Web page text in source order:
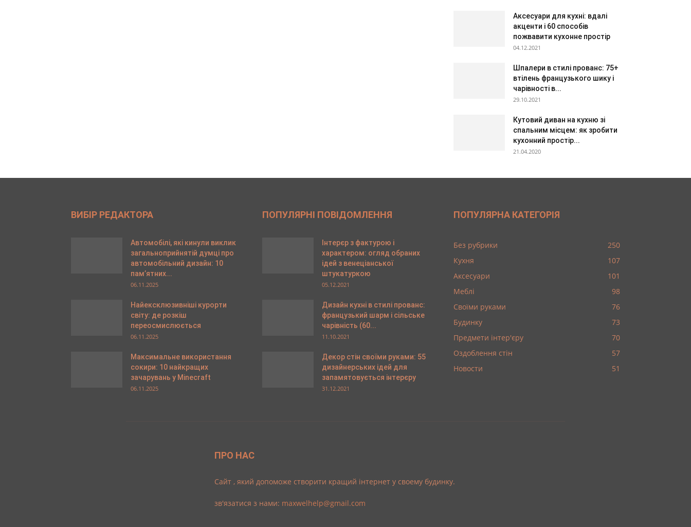
Аксесуари для кухні: вдалі
акценти і 60 способів
пожвавити кухонне простір
04.12.2021
Шпалери в стилі прованс: 75+
втілень французького шику і
чарівності в...
29.10.2021
Кутовий диван на кухню зі
спальним місцем: як зробити
кухонний простір...
21.04.2020
ВИБІР РЕДАКТОРА
Автомобілі, які кинули виклик
загальноприйнятій думці про
автомобільний дизайн: 10
пам’ятних...
06.11.2025
Найексклюзивніші курорти
світу: де розкіш
переосмислюється
06.11.2025
Максимальне використання
сокири: 10 найкращих
зачарувань у Minecraft
06.11.2025
ПОПУЛЯРНІ ПОВІДОМЛЕННЯ
Інтерєр з фактурою і
характером: огляд обраних
ідей з венеціанської
штукатуркою
05.12.2021
Дизайн кухні в стилі прованс:
французький шарм і сільське
чарівність (60...
11.10.2021
Декор стін своїми руками: 55
дизайнерських ідей для
запамятовується інтерєру
31.12.2021
ПОПУЛЯРНА КАТЕГОРІЯ
Без рубрики
250
Кухня
107
Аксесуари
101
Меблі
98
Своїми руками
76
Будинку
73
Предмети інтер'єру
70
Оздоблення стін
57
Новости
51
ПРО НАС
Cайт , який допоможе створити кращий інтернет у своему будинку.
зв'язатися з нами: maxwelhelp@gmail.com